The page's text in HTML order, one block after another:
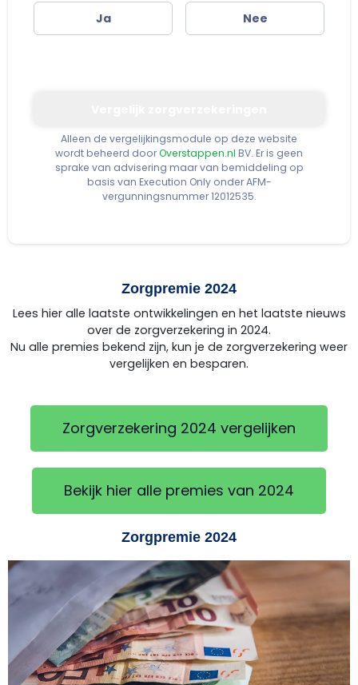
Ja Nee
Alleen de vergelijkingsmodule op deze website
wordt beheerd doorOverstappen.nl BV. Er is geen
sprake van advisering maar van bemiddeling op
basis van Execution Only onder AFM-
vergunningsnummer 12012535.
Zorgpremie 2024
Lees hier alle laatste ontwikkelingen en het laatste nieuws
over de zorgverzekering in 2024.
Nu alle premies bekend zijn, kun je de zorgverzekering weer
vergelijken en besparen.
Zorgverzekering 2024 vergelijken
Bekijk hier alle premies van 2024
Zorgpremie 2024